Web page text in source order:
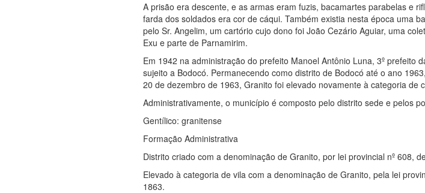
A prisão era descente, e as armas eram fuzis, bacamartes parabelas e
farda dos soldados era cor de cáqui. Também existia nesta época uma
pelo Sr. Angelim, um cartório cujo dono foi João Cezário Aguiar, uma
Exu e parte de Parnamirim.
Em 1942 na administração do prefeito Manoel Antônio Luna, 3º prefeito
sujeito a Bodocó. Permanecendo como distrito de Bodocó até o ano
20 de dezembro de 1963, Granito foi elevado novamente à categoria de
Administrativamente, o município é composto pelo distrito sede e pelos
Gentílico: granitense
Formação Administrativa
Distrito criado com a denominação de Granito, por lei provincial nº 608,
Elevado à categoria de vila com a denominação de Granito, pela lei
1863.